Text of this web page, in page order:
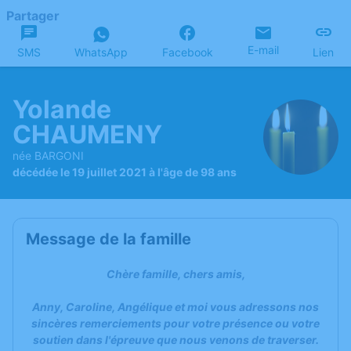
Partager
SMS WhatsApp Facebook E-mail Lien
Yolande
CHAUMENY
née BARGONI
décédée le 19 juillet 2021 à l'âge de 98 ans
Message de la famille
Chère famille, chers amis,
Anny, Caroline, Angélique et moi vous adressons nos
sincères remerciements pour votre présence ou votre
soutien dans l'épreuve que nous venons de traverser.